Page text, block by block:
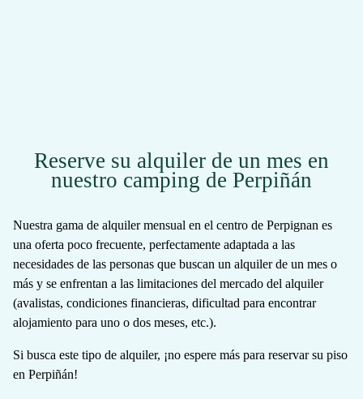
Reserve su alquiler de un mes en
nuestro camping de Perpiñán
Nuestra gama de alquiler mensual en el centro de Perpignan es
una oferta poco frecuente, perfectamente adaptada a las
necesidades de las personas que buscan un alquiler de un mes o
más y se enfrentan a las limitaciones del mercado del alquiler
(avalistas, condiciones financieras, dificultad para encontrar
alojamiento para uno o dos meses, etc.).
Si busca este tipo de alquiler, ¡no espere más para reservar su piso
en Perpiñán!